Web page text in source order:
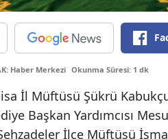
Haber Merkezi Okunma Süresi: 1 dk
İl Müftüsü Şükrü
Başkan Yardımcısı
İlçe Müftüsü